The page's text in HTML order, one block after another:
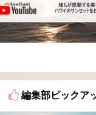
編集部ピックア